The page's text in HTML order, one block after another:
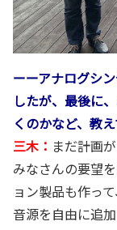
ーーアナログシ
したが、最後に
くのかなど、教
三木： まだ計画
みなさんの要望
ョン製品も作っ
音源を自由に追